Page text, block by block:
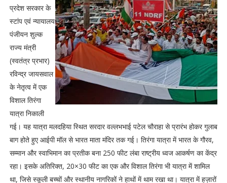
प्रदेश सरकार के
स्टांप एवं न्यायालय
पंजीयन शुल्क
राज्य मंत्री
(स्वतंत्र प्रभार)
रविन्द्र जायसवाल
के नेतृत्व में एक
विशाल तिरंगा
यात्रा निकाली
गई। यह यात्रा मलदहिया स्थित सरदार वल्लभभाई पटेल चौराहा से प्रारंभ होकर गुलाब
बाग होते हुए आईपी मॉल से भारत माता मंदिर तक गई। तिरंगा यात्रा में भारत के गौरव,
सम्मान और स्वाभिमान का प्रतीक बना 250 फीट लंबा राष्ट्रीय ध्वज आकर्षण का केंद्र
रहा। इसके अतिरिक्त, 20×30 फीट का एक और विशाल तिरंगा भी यात्रा में शामिल
था, जिसे स्कूली बच्चों और स्थानीय नागरिकों ने हाथों में थाम रखा था। यात्रा में हज़ारों